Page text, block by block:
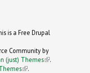
is a Free Drupal
Community by
(just) Themes (link is
.
(link is
.